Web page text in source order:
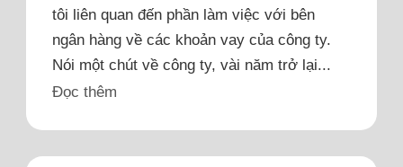
tôi liên quan đến phần làm việc với bên
ngân hàng về các khoản vay của công ty.
Nói một chút về công ty, vài năm trở lại...
Đọc thêm